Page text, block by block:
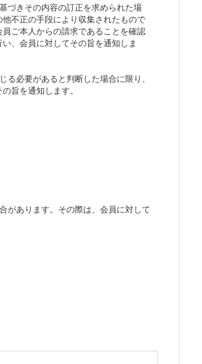
づきその内容の訂正を求められた場
不正の手段により収集されたもので
ご本人からの請求であることを確認
、会員に対してその旨を通知しま
必要があると判断した場合に限り、
旨を通知します。
があります。その際は、会員に対して